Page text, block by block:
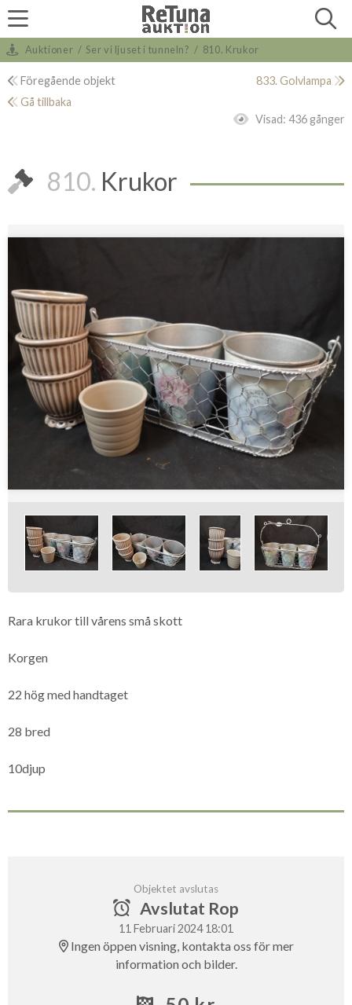
Auktioner / Ser vi ljuset i tunneln? / 810. Krukor
Föregående objekt
833. Golvlampa
Gå tillbaka
Visad: 436 gånger
810. Krukor
Rara krukor till vårens små skott
Korgen
22 hög med handtaget
28 bred
10djup
Objektet avslutas
Avslutat Rop
11 Februari 2024 18:01
Ingen öppen visning, kontakta oss för mer
information och bilder.